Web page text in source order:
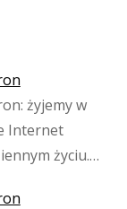
żyjemy w
Internet
życiu.…